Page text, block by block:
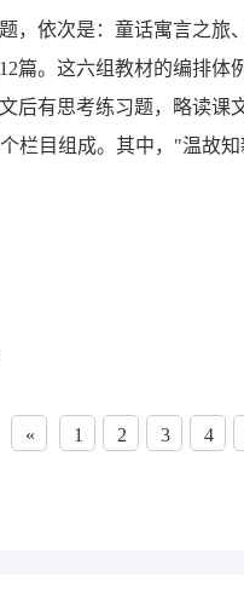
，依次是：童话寓言之
篇。这六组教材的编排
后有思考练习题，略读
栏目组成。其中，"温故
« 1 2 3 4